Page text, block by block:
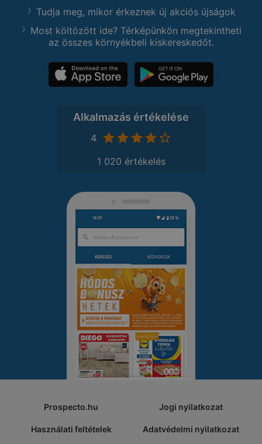
Tudja meg, mikor érkeznek új akciós újságok
Most költözött ide? Térképünkön megtekintheti
az összes környékbeli kiskereskedőt.
Alkalmazás értékelése
4
1 020 értékelés
Prospecto.hu Jogi nyilatkozat
Használati feltételek Adatvédelmi nyilatkozat